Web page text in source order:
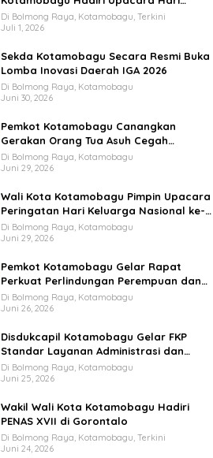
Bhayangkara ke-80
Di Bolmong Raya, Kotamobagu, Terkini
Juli 1, 2026
Sekda Kotamobagu Secara Resmi Buka
Lomba Inovasi Daerah IGA 2026
Di Bolmong Raya, Kotamobagu
Juni 30, 2026
Pemkot Kotamobagu Canangkan
Gerakan Orang Tua Asuh Cegah
Stunting
Di Bolmong Raya, Kotamobagu
Juni 29, 2026
Wali Kota Kotamobagu Pimpin Upacara
Peringatan Hari Keluarga Nasional ke-
33 Tahun
Di Bolmong Raya, Kotamobagu
Juni 29, 2026
Pemkot Kotamobagu Gelar Rapat
Perkuat Perlindungan Perempuan dan
Anak
Di Bolmong Raya, Kotamobagu
Juni 26, 2026
Disdukcapil Kotamobagu Gelar FKP
Standar Layanan Administrasi dan
Kependudukan
Di Bolmong Raya, Kotamobagu
Juni 25, 2026
Wakil Wali Kota Kotamobagu Hadiri
PENAS XVII di Gorontalo
Di Bolmong Raya, Kotamobagu, Terkini
Juni 24, 2026